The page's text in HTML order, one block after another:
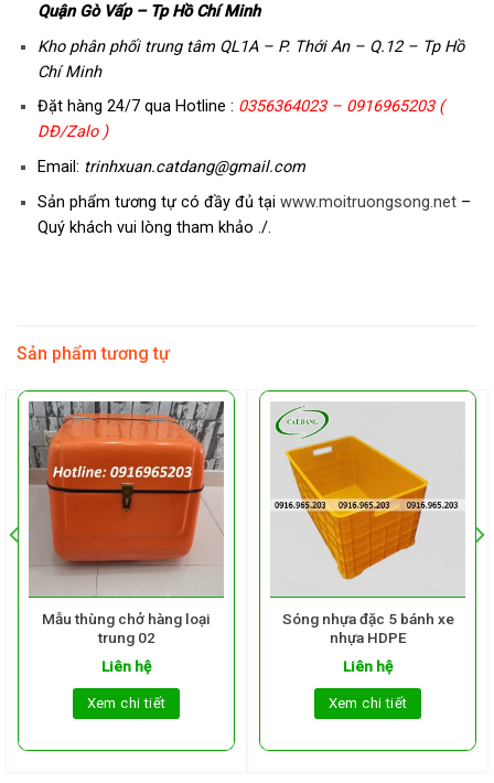
Quận Gò Vấp – Tp Hồ Chí Minh
Kho phân phối trung tâm QL1A – P. Thới An – Q.12 – Tp Hồ
Chí Minh
Đặt hàng 24/7 qua Hotline : 0356364023 – 0916965203 (
DĐ/Zalo )
Email: trinhxuan.catdang@gmail.com
Sản phẩm tương tự có đầy đủ tại www.moitruongsong.net–
Quý khách vui lòng tham khảo ./.
Sản phẩm tương tự
Mẫu thùng chở hàng loại
trung 02
Liên hệ
Xem chi tiết
Sóng nhựa đặc 5 bánh xe
nhựa HDPE
Liên hệ
Xem chi tiết